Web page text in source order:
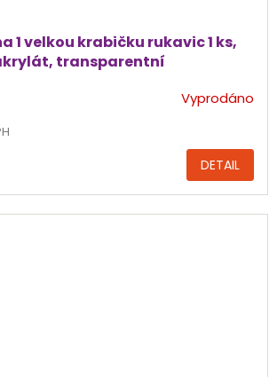
1 velkou krabičku rukavic 1 ks,
transparentní
Vyprodáno
DETAIL